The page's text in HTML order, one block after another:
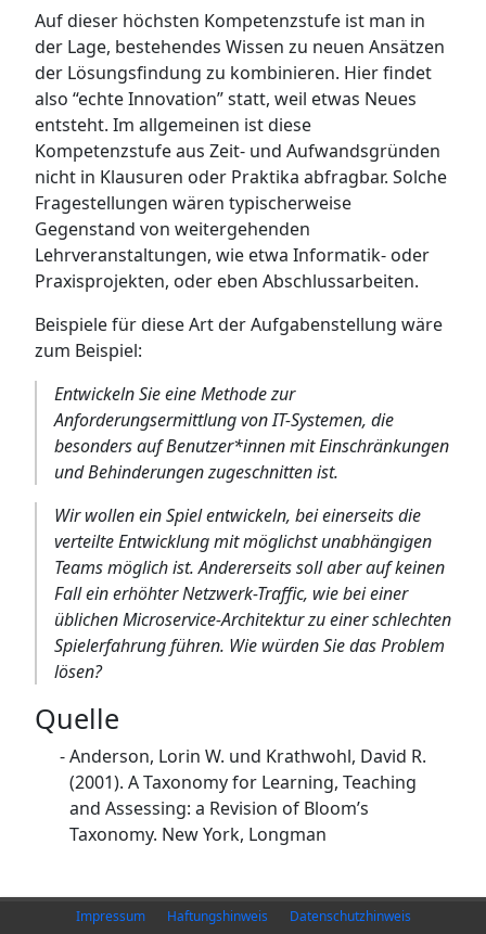
Auf dieser höchsten Kompetenzstufe ist man in
der Lage, bestehendes Wissen zu neuen Ansätzen
der Lösungsfindung zu kombinieren. Hier findet
also “echte Innovation” statt, weil etwas Neues
entsteht. Im allgemeinen ist diese
Kompetenzstufe aus Zeit- und Aufwandsgründen
nicht in Klausuren oder Praktika abfragbar. Solche
Fragestellungen wären typischerweise
Gegenstand von weitergehenden
Lehrveranstaltungen, wie etwa Informatik- oder
Praxisprojekten, oder eben Abschlussarbeiten.
Beispiele für diese Art der Aufgabenstellung wäre
zum Beispiel:
Entwickeln Sie eine Methode zur
Anforderungsermittlung von IT-Systemen, die
besonders auf Benutzer*innen mit Einschränkungen
und Behinderungen zugeschnitten ist.
Wir wollen ein Spiel entwickeln, bei einerseits die
verteilte Entwicklung mit möglichst unabhängigen
Teams möglich ist. Andererseits soll aber auf keinen
Fall ein erhöhter Netzwerk-Traffic, wie bei einer
üblichen Microservice-Architektur zu einer schlechten
Spielerfahrung führen. Wie würden Sie das Problem
lösen?
Quelle
Anderson, Lorin W. und Krathwohl, David R.
(2001). A Taxonomy for Learning, Teaching
and Assessing: a Revision of Bloom’s
Taxonomy. New York, Longman
Impressum Haftungshinweis Datenschutzhinweis